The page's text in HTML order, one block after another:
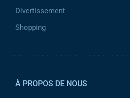
Divertissement
Shopping
À PROPOS DE NOUS